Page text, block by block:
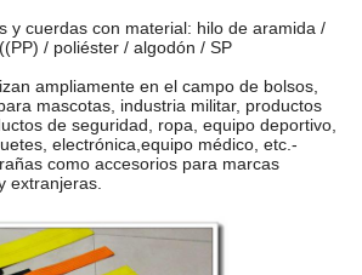
y cuerdas con material: hilo de aramida /
/ poliéster / algodón / SP
ampliamente en el campo de bolsos,
mascotas, industria militar, productos
de seguridad, ropa, equipo deportivo,
electrónica,equipo médico, etc.-
como accesorios para marcas
extranjeras.